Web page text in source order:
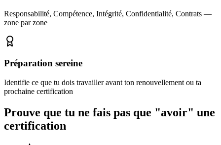
Responsabilité, Compétence, Intégrité, Confidentialité, Contrats —
zone par zone
Préparation sereine
Identifie ce que tu dois travailler avant ton renouvellement ou ta
prochaine certification
Prouve que tu ne fais pas que "avoir" une
certification